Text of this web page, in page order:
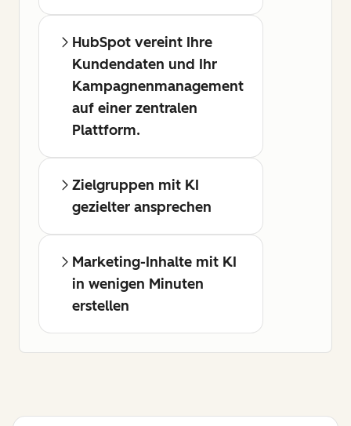
HubSpot vereint Ihre
Kundendaten und Ihr
Kampagnenmanagement
auf einer zentralen
Plattform.
Zielgruppen mit KI
gezielter ansprechen
Marketing-Inhalte mit KI
in wenigen Minuten
erstellen